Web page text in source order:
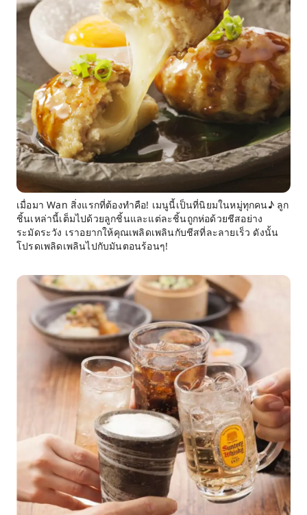
เมื่อมา Wan สิ่งแรกที่ต้องทำคือ! เมนูนี้เป็นที่นิยมในหมู่ทุกคน♪ ลูก
ชิ้นเหล่านี้เต็มไปด้วยลูกชิ้นและแต่ละชิ้นถูกห่อด้วยชีสอย่าง
ระมัดระวัง เราอยากให้คุณเพลิดเพลินกับชีสที่ละลายเร็ว ดังนั้น
โปรดเพลิดเพลินไปกับมันตอนร้อนๆ!